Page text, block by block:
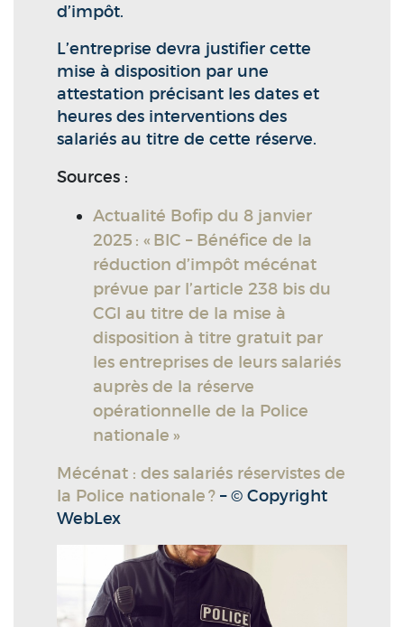
d’impôt.
L’entreprise devra justifier cette
mise à disposition par une
attestation précisant les dates et
heures des interventions des
salariés au titre de cette réserve.
Sources :
Actualité Bofip du 8 janvier
2025 : « BIC – Bénéfice de la
réduction d’impôt mécénat
prévue par l’article 238 bis du
CGI au titre de la mise à
disposition à titre gratuit par
les entreprises de leurs salariés
auprès de la réserve
opérationnelle de la Police
nationale »
Mécénat : des salariés réservistes de
la Police nationale ? – © Copyright
WebLex